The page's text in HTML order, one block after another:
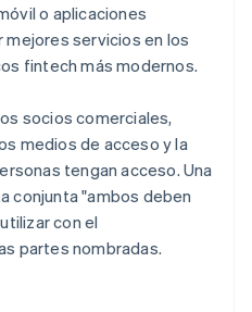
o aplicaciones
mejores servicios en los
fintech más modernos.
socios comerciales,
medios de acceso y la
tengan acceso. Una
conjunta "ambos deben
con el
partes nombradas.